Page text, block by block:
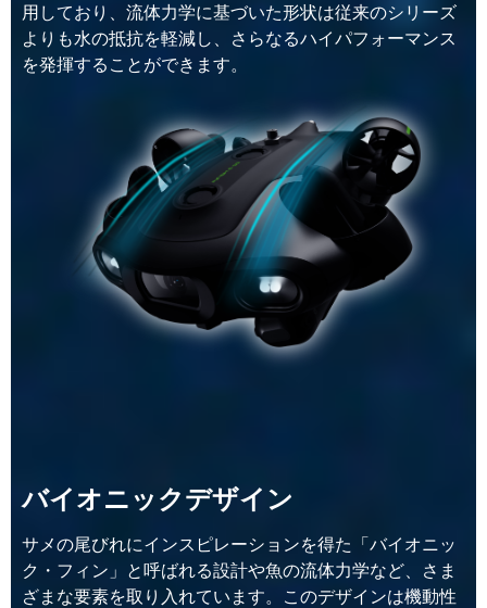
用しており、流体力学に基づいた形状は従来のシリーズ
よりも水の抵抗を軽減し、さらなるハイパフォーマンス
を発揮することができます。
バイオニックデザイン
サメの尾びれにインスピレーションを得た「バイオニッ
ク・フィン」と呼ばれる設計や魚の流体力学など、さま
ざまな要素を取り入れています。このデザインは機動性